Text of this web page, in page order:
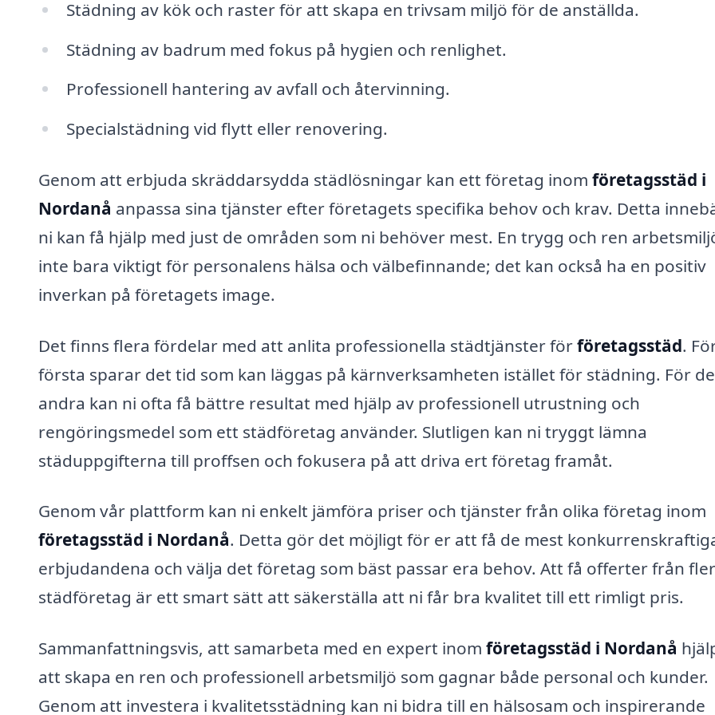
Städning av kök och raster för att skapa en trivsam miljö för de anställda.
Städning av badrum med fokus på hygien och renlighet.
Professionell hantering av avfall och återvinning.
Specialstädning vid flytt eller renovering.
Genom att erbjuda skräddarsydda städlösningar kan ett företag inom företagsstäd i
Nordanå anpassa sina tjänster efter företagets specifika behov och krav. Detta
ni kan få hjälp med just de områden som ni behöver mest. En trygg och ren
inte bara viktigt för personalens hälsa och välbefinnande; det kan också ha en positiv
inverkan på företagets image.
Det finns flera fördelar med att anlita professionella städtjänster förföretagsstäd.
första sparar det tid som kan läggas på kärnverksamheten istället för städning. För
andra kan ni ofta få bättre resultat med hjälp av professionell utrustning och
rengöringsmedel som ett städföretag använder. Slutligen kan ni tryggt lämna
städuppgifterna till proffsen och fokusera på att driva ert företag framåt.
Genom vår plattform kan ni enkelt jämföra priser och tjänster från olika företag inom
företagsstäd i Nordanå. Detta gör det möjligt för er att få de mest
erbjudandena och välja det företag som bäst passar era behov. Att få offerter från
städföretag är ett smart sätt att säkerställa att ni får bra kvalitet till ett rimligt pris.
Sammanfattningsvis, att samarbeta med en expert inom företagsstäd i Nordanå
att skapa en ren och professionell arbetsmiljö som gagnar både personal och kunder.
Genom att investera i kvalitetsstädning kan ni bidra till en hälsosam och inspirerande